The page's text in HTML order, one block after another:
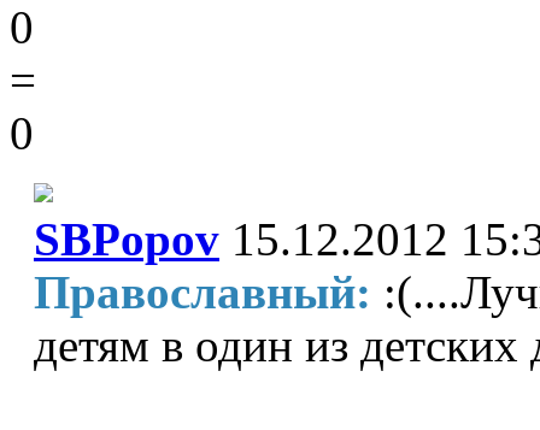
0
=
0
SBPopov 15.12.2012
Православный:
детям в один из